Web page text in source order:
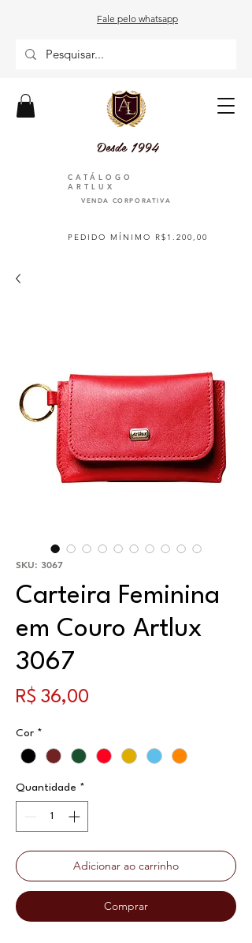
Fale pelo whatsapp
Desde 1994
PEDIDO MÍNIMO R$1.200,00
CATÁLOGO
ARTLUX
VENDA CORPORATIVA
SKU: 3067
Carteira Feminina
em Couro Artlux
3067
R$ 36,00
Cor *
Quantidade *
Adicionar ao carrinho
Comprar